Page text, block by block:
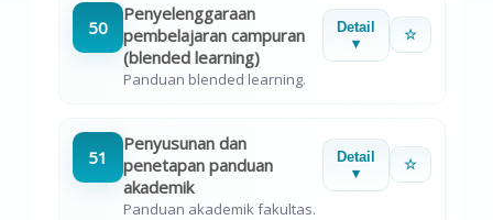
50
Penyelenggaraan
pembelajaran campuran
(blended learning)
Detail
▾
☆
Panduan blended learning.
51
Penyusunan dan
penetapan panduan
akademik
Detail
▾
☆
Panduan akademik fakultas.